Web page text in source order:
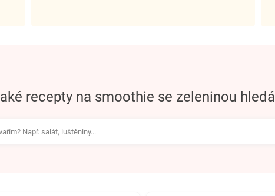
jaké recepty na smoothie se zeleninou